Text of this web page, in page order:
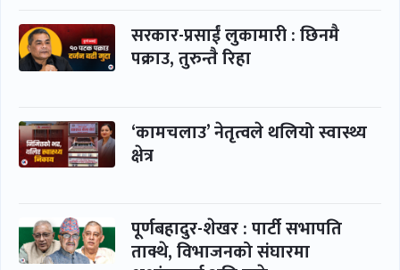
सरकार-प्रसाईं लुकामारी : छिनमै
पक्राउ, तुरुन्तै रिहा
‘कामचलाउ’ नेतृत्वले थलियो स्वास्थ्य
क्षेत्र
पूर्णबहादुर-शेखर : पार्टी सभापति
ताक्थे, विभाजनको संघारमा